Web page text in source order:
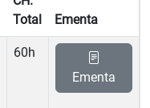
Total
Ementa
60h
Ementa